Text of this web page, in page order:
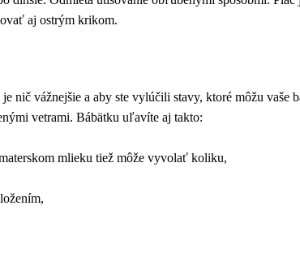
aj ostrým krikom.
nič vážnejšie a aby ste vylúčili stavy, ktoré môžu vaše
vetrami. Bábätku uľavíte aj takto:
mlieku tiež môže vyvolať koliku,